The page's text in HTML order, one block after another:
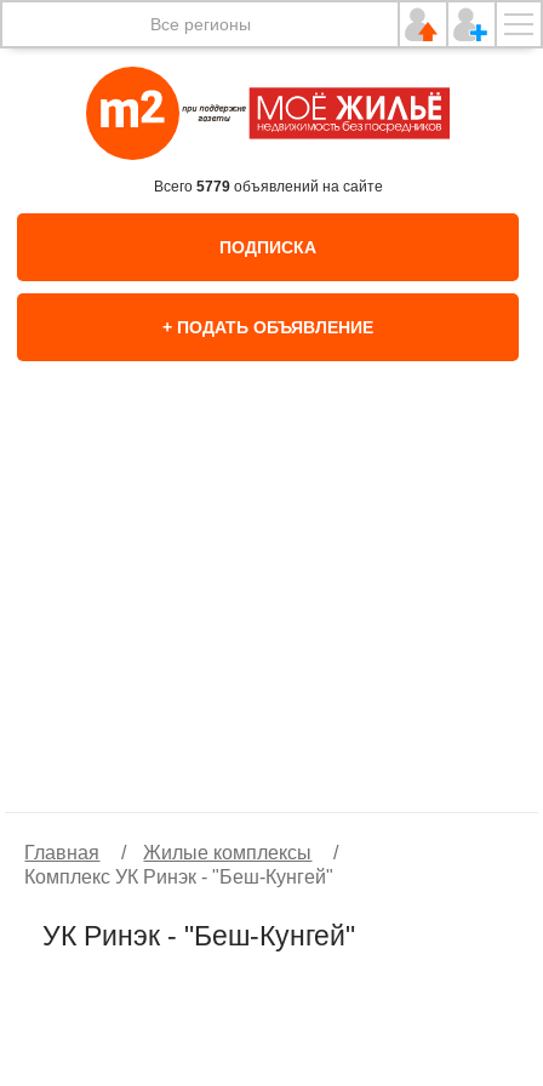
Все регионы
Всего 5779объявлений на сайте
ПОДПИСКА
+ ПОДАТЬ ОБЪЯВЛЕНИЕ
Главная / Жилые комплексы
/
Комплекс УК Ринэк - "Беш-Кунгей"
УК Ринэк - "Беш-Кунгей"